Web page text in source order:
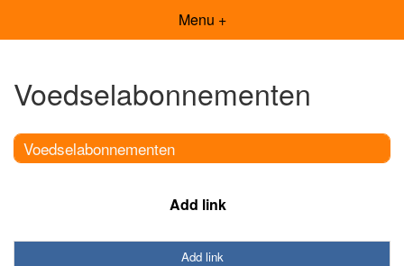
Menu +
Voedselabonnementen
Voedselabonnementen
Add link
Add link